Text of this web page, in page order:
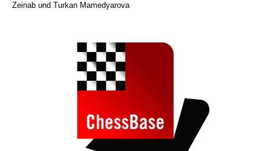
Zeinab und Turkan Mamedyarova